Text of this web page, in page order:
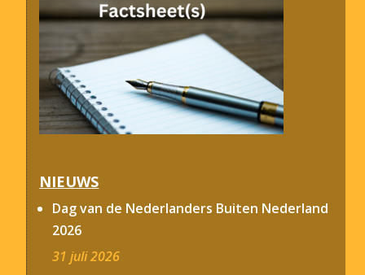
NIEUWS
Dag van de Nederlanders Buiten Nederland
2026
31 juli 2026